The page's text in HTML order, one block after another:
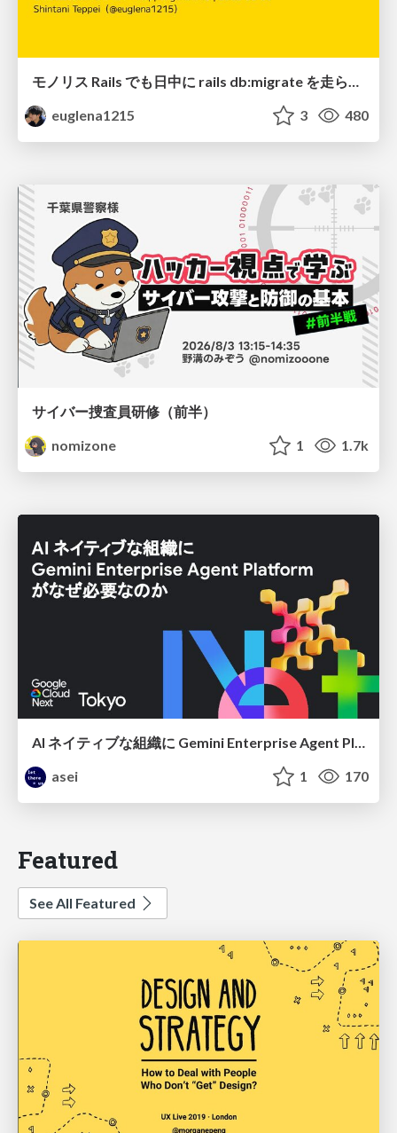
モノリス Rails でも日中に rails db:migrate を走らせたい！ / Daytime rails db:migrate on Monolithic Rails!
euglena1215
3 480
サイバー捜査員研修（前半）
nomizone
1 1.7k
asei
1 170
Featured
See All Featured